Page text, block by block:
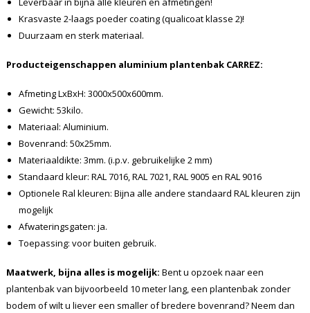
Krasvaste 2-laags poeder coating (qualicoat klasse 2)!
Duurzaam en sterk materiaal.
Producteigenschappen aluminium plantenbak CARREZ:
Afmeting LxBxH: 3000x500x600mm.
Gewicht: 53kilo.
Materiaal: Aluminium.
Bovenrand: 50x25mm.
Materiaaldikte: 3mm. (i.p.v. gebruikelijke 2 mm)
Standaard kleur: RAL 7016, RAL 7021, RAL 9005 en RAL 9016
Optionele Ral kleuren: Bijna alle andere standaard RAL kleuren zijn
mogelijk
Afwateringsgaten: ja.
Toepassing: voor buiten gebruik.
Maatwerk, bijna alles is mogelijk: Bent u opzoek naar een
plantenbak van bijvoorbeeld 10 meter lang, een plantenbak zonder
bodem of wilt u liever een smaller of bredere bovenrand? Neem dan